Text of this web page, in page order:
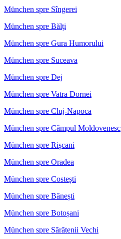
München spre Sîngerei
München spre Bălți
München spre Gura Humorului
München spre Suceava
München spre Dej
München spre Vatra Dornei
München spre Cluj-Napoca
München spre Câmpul Moldovenesc
München spre Rișcani
München spre Oradea
München spre Costești
München spre Bănești
München spre Botoșani
München spre Sărătenii Vechi